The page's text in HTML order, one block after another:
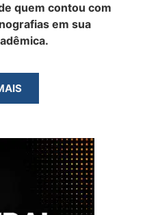
quem contou com
em sua